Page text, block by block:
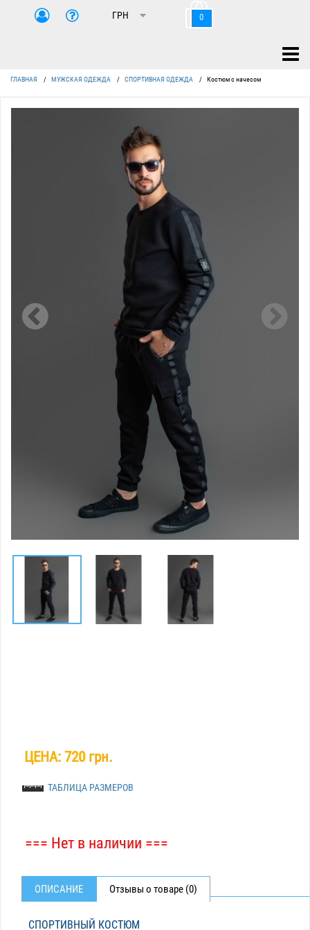
0
ГЛАВНАЯ / МУЖСКАЯ ОДЕЖДА / СПОРТИВНАЯ ОДЕЖДА / Костюм с начесом
ЦЕНА: 720 грн.
ТАБЛИЦА РАЗМЕРОВ
=== Нет в наличии ===
ОПИСАНИЕ Отзывы о товаре (0)
СПОРТИВНЫЙ КОСТЮМ